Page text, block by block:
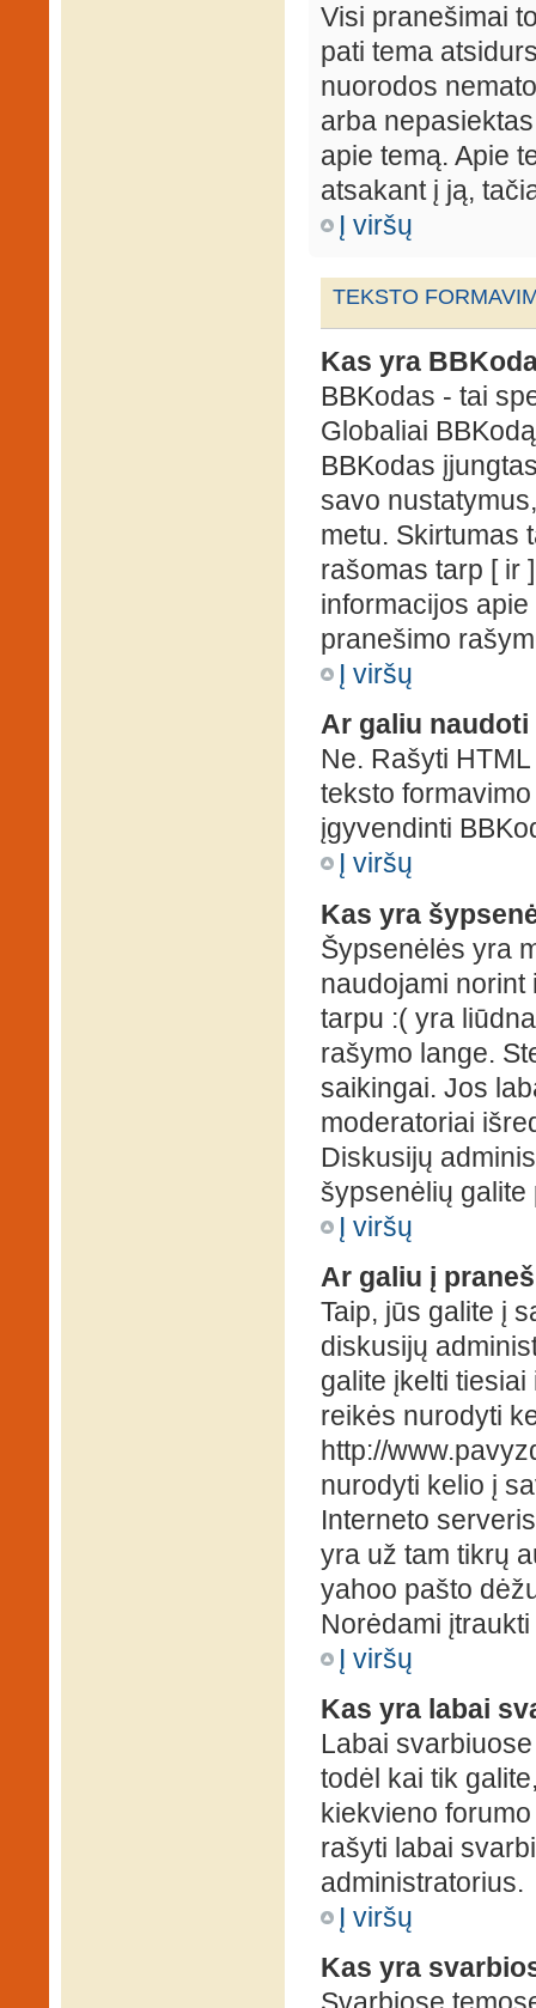
Visi pranešimai
pati tema
nuorodos
arba
apie temą. Apie
atsakant į ją,
Į viršų
TEKSTO
Kas yra
BBKodas - tai
Globaliai
BBKodas
savo
metu. Skirtumas
rašomas tarp [ ir
informacijos
pranešimo
Į viršų
Ar galiu naudoti
Ne. Rašyti
teksto
įgyvendinti
Į viršų
Kas yra
Šypsenėlės yra
naudojami norint
tarpu :( yra
rašymo lange.
saikingai. Jos
moderatoriai
Diskusijų
šypsenėlių galite
Į viršų
Ar galiu į
Taip, jūs galite į
diskusijų
galite įkelti
reikės nurodyti
http://
nurodyti kelio į
Interneto
yra už tam tikrų
yahoo pašto
Norėdami
Į viršų
Kas yra labai
Labai
todėl kai tik
kiekvieno
rašyti labai
administratorius.
Į viršų
Kas yra